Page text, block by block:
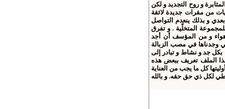
و روح التجديد و لكن
من مقرات جديدة لائقة
بعدي و بذلك ينعدم التواصل
المتخلّية . و تفرق
و من المؤسف أن أجد
في مصب الزبالة
جد و نشاط و تبادر إلى
الملف تعريف ببعض هذه
كل ما يجب من العناية
لكل ذي حق حقه. و بالله